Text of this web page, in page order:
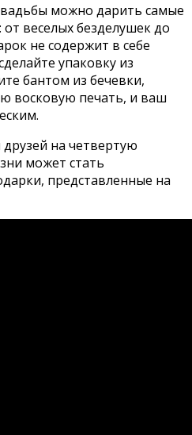
можно дарить самые
веселых безделушек до
не содержит в себе
упаковку из
бантом из бечевки,
восковую печать, и ваш
на четвертую
может стать
представленные на